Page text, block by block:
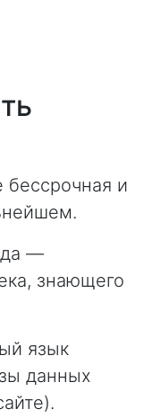
бессрочная и
—
знающего
язык
данных